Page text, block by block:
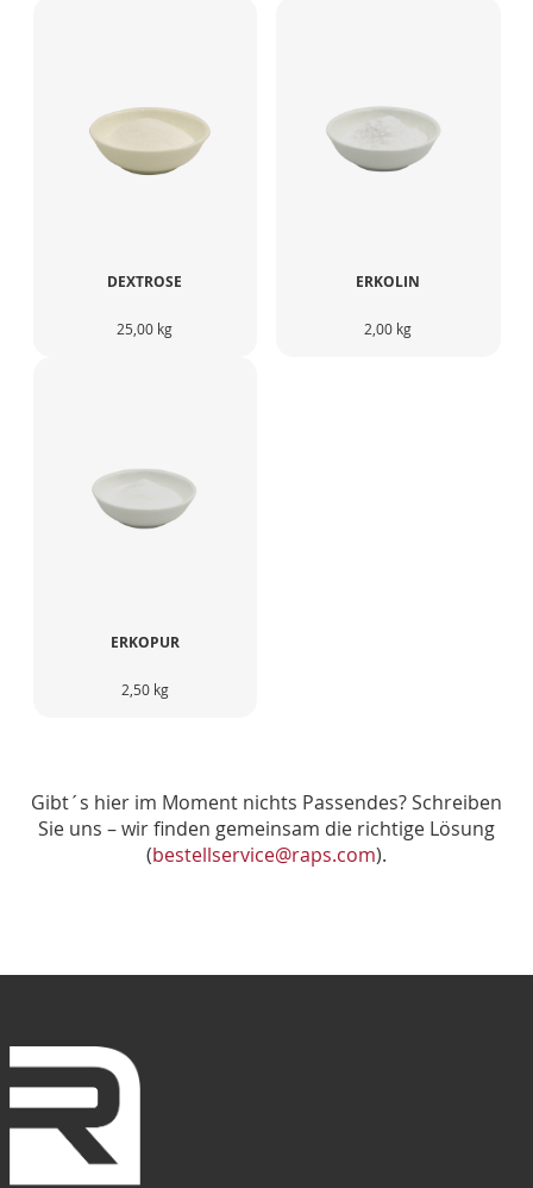
DEXTROSE
25,00 kg
ERKOLIN
2,00 kg
ERKOPUR
2,50 kg
Gibt´s hier im Moment nichts Passendes? Schreiben
Sie uns – wir finden gemeinsam die richtige Lösung
(bestellservice@raps.com).